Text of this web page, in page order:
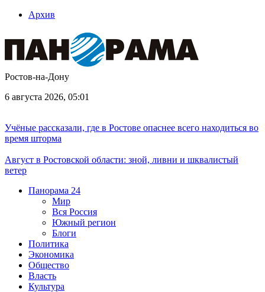
Архив
Ростов-на-Дону
6 августа 2026, 05:01
Учёные рассказали, где в Ростове опаснее всего находиться во
время шторма
Август в Ростовской области: зной, ливни и шквалистый
ветер
Панорама 24
Мир
Вся Россия
Южный регион
Блоги
Политика
Экономика
Общество
Власть
Культура